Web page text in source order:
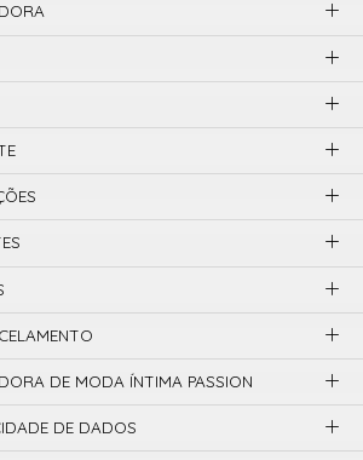
DE MODA ÍNTIMA PASSION
DE DADOS